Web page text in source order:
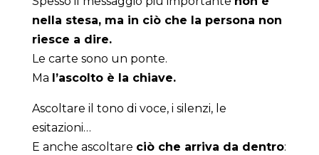
nella stesa, ma in ciò che la persona non
riesce a dire.
Le carte sono un ponte.
Ma l’ascolto è la chiave.
Ascoltare il tono di voce, i silenzi, le
esitazioni…
E anche ascoltare ciò che arriva da dentro: